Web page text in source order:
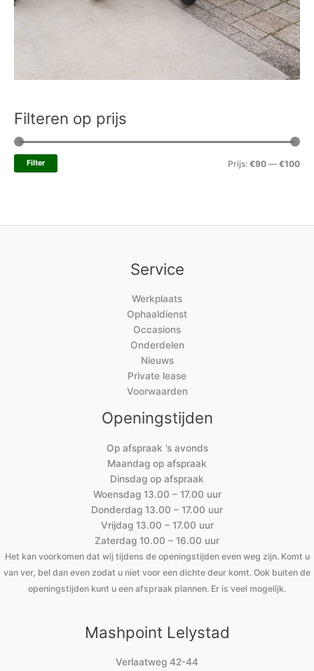
Filteren op prijs
Filter Prijs: €90 — €100
Service
Werkplaats
Ophaaldienst
Occasions
Onderdelen
Nieuws
Private lease
Voorwaarden
Openingstijden
Op afspraak ’s avonds
Maandag op afspraak
Dinsdag op afspraak
Woensdag 13.00 – 17.00 uur
Donderdag 13.00 – 17.00 uur
Vrijdag 13.00 – 17.00 uur
Zaterdag 10.00 – 16.00 uur
Het kan voorkomen dat wij tijdens de openingstijden even weg zijn. Komt u
van ver, bel dan even zodat u niet voor een dichte deur komt. Ook buiten de
openingstijden kunt u een afspraak plannen. Er is veel mogelijk.
Mashpoint Lelystad
Verlaatweg 42-44